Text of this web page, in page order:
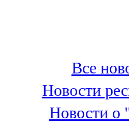
100,3 FM
Зәй
106,6 FM
Все
Новости
Новости о